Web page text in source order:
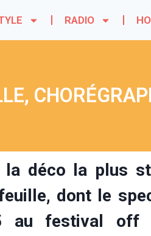
RADIO
la déco la plus
dont le
festival off